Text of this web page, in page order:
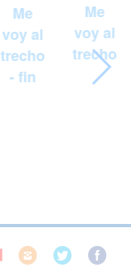
Me
voy al
trecho
- fin
Me
voy al
trecho